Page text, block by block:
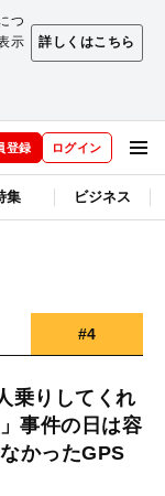
つ
示
詳しくはこちら
登録 ログイン
集 ビジネス
#4
乗りしてくれ
事件の日は容
かったGPS